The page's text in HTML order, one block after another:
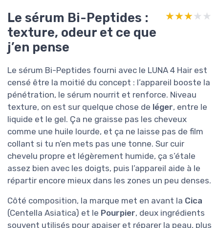
Le sérum Bi-Peptides :
texture, odeur et ce que
j’en pense
★★★★★
★★★★★
Le sérum Bi-Peptides fourni avec le LUNA 4 Hair est
censé être la moitié du concept : l’appareil booste la
pénétration, le sérum nourrit et renforce. Niveau
texture, on est sur quelque chose de léger, entre le
liquide et le gel. Ça ne graisse pas les cheveux
comme une huile lourde, et ça ne laisse pas de film
collant si tu n’en mets pas une tonne. Sur cuir
chevelu propre et légèrement humide, ça s’étale
assez bien avec les doigts, puis l’appareil aide à le
répartir encore mieux dans les zones un peu denses.
Côté composition, la marque met en avant la Cica
(Centella Asiatica) et le Pourpier, deux ingrédients
souvent utilisés pour apaiser et réparer la peau, plus